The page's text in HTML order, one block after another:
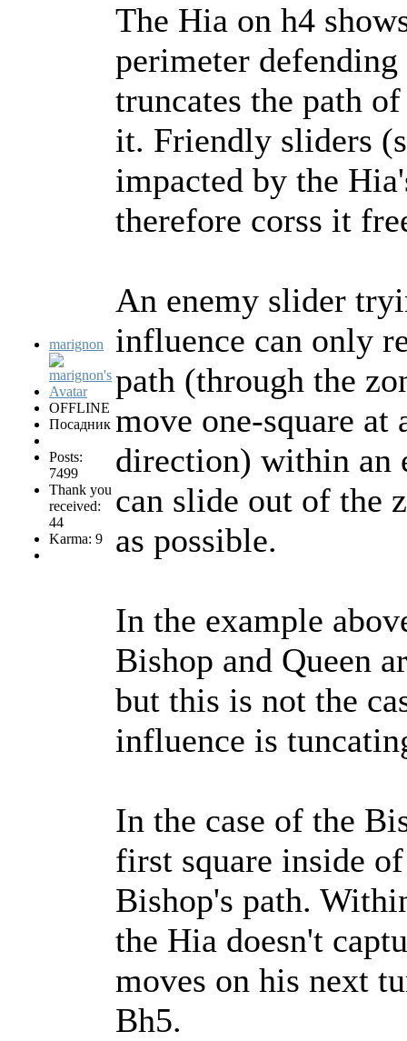
marignon
OFFLINE
Посадник
Posts:
7499
Thank you
received:
44
Karma: 9
The Hia on h4
perimeter
truncates the path
it. Friendly sliders
impacted by the
therefore corss it
An enemy slider
influence can only
path (through the
move one-square
direction) within an
can slide out of the
as possible.
In the example
Bishop and Queen
but this is not the
influence is
In the case of the
first square inside
Bishop's path.
the Hia doesn't
moves on his next
Bh5.